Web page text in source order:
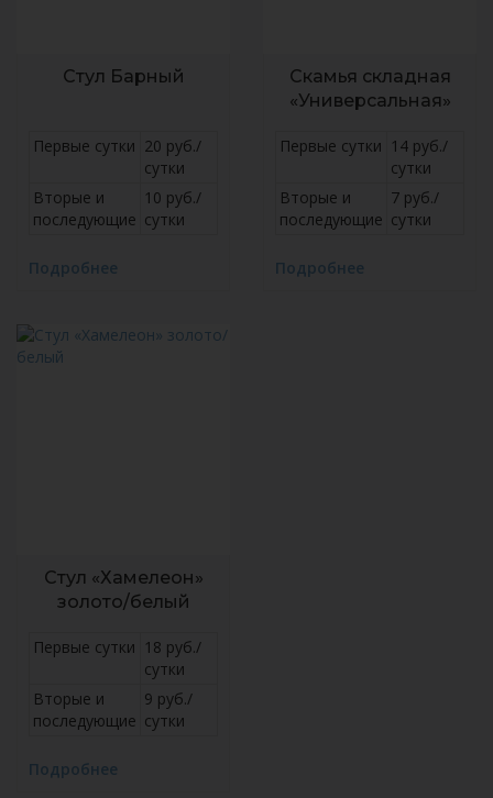
Стул Барный
Первые сутки 20 руб./
сутки
Вторые и
последующие
10 руб./
сутки
Подробнее
Скамья складная
«Универсальная»
Первые сутки 14 руб./
сутки
Вторые и
последующие
7 руб./
сутки
Подробнее
Стул «Хамелеон»
золото/белый
Первые сутки 18 руб./
сутки
Вторые и
последующие
9 руб./
сутки
Подробнее